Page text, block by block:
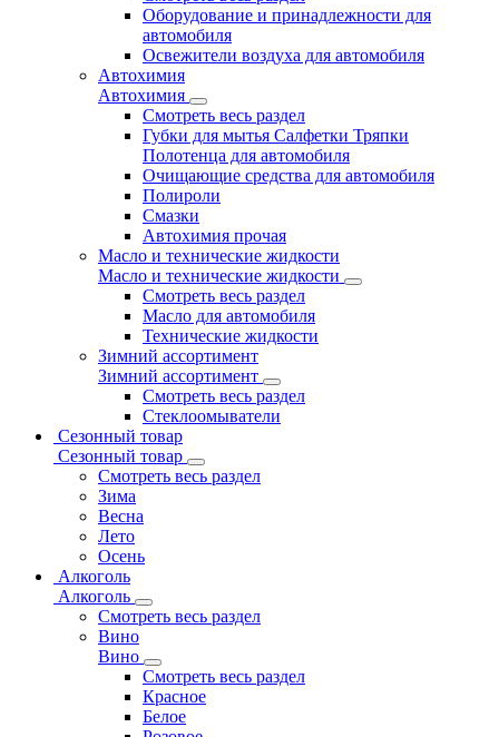
Оборудование и принадлежности для
автомобиля
Освежители воздуха для автомобиля
Автохимия
Автохимия
Смотреть весь раздел
Губки для мытья Салфетки Тряпки
Полотенца для автомобиля
Очищающие средства для автомобиля
Полироли
Смазки
Автохимия прочая
Масло и технические жидкости
Масло и технические жидкости
Смотреть весь раздел
Масло для автомобиля
Технические жидкости
Зимний ассортимент
Зимний ассортимент
Смотреть весь раздел
Стеклоомыватели
Сезонный товар
Сезонный товар
Смотреть весь раздел
Зима
Весна
Лето
Осень
Алкоголь
Алкоголь
Смотреть весь раздел
Вино
Вино
Смотреть весь раздел
Красное
Белое